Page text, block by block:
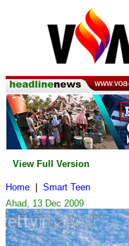
View Full Version
Home
Smart Teen
Ahad, 13 Dec 2009